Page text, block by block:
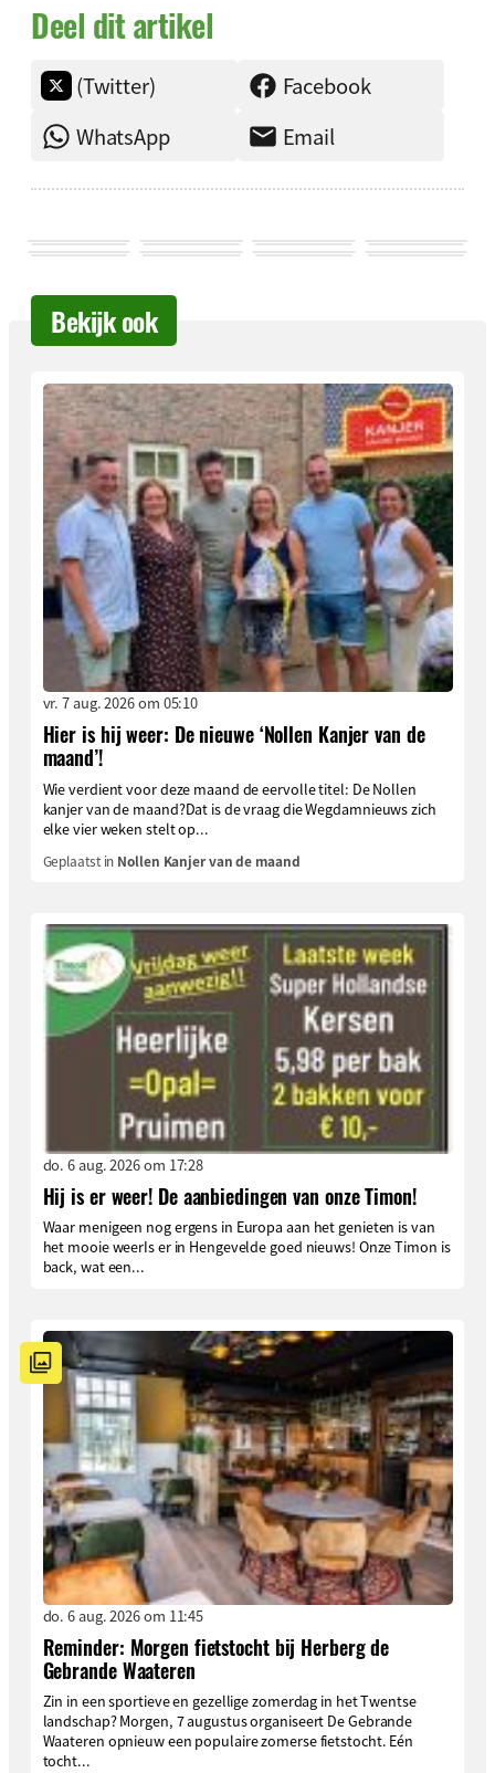
Deel dit artikel
(Twitter)
Facebook
WhatsApp
Email
Bekijk ook
vr. 7 aug. 2026 om 05:10
Hier is hij weer: De nieuwe ‘Nollen Kanjer van de
maand’!
Wie verdient voor deze maand de eervolle titel: De Nollen
kanjer van de maand?Dat is de vraag die Wegdamnieuws zich
elke vier weken stelt op...
Geplaatst in Nollen Kanjer van de maand
do. 6 aug. 2026 om 17:28
Hij is er weer! De aanbiedingen van onze Timon!
Waar menigeen nog ergens in Europa aan het genieten is van
het mooie weerIs er in Hengevelde goed nieuws! Onze Timon is
back, wat een...
do. 6 aug. 2026 om 11:45
Reminder: Morgen fietstocht bij Herberg de
Gebrande Waateren
Zin in een sportieve en gezellige zomerdag in het Twentse
landschap? Morgen, 7 augustus organiseert De Gebrande
Waateren opnieuw een populaire zomerse fietstocht. Eén
tocht...